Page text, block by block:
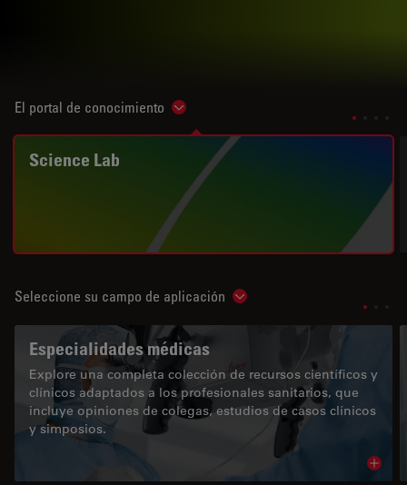
El portal de conocimiento Show subnavigation
Science Lab
Seleccione su campo de aplicación Show subnavigation
Especialidades médicas
Explore una completa colección de recursos científicos y
clínicos adaptados a los profesionales sanitarios, que
incluye opiniones de colegas, estudios de casos clínicos
y simposios.